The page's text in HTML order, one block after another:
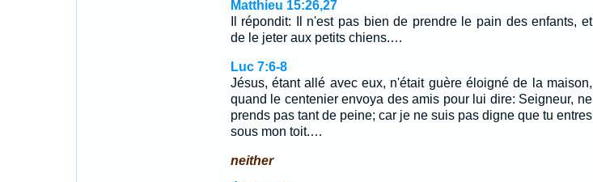
Matthieu 15:26,27
Il répondit: Il n'est pas bien de prendre le pain des enfants, et
de le jeter aux petits chiens.…
Luc 7:6-8
Jésus, étant allé avec eux, n'était guère éloigné de la maison,
quand le centenier envoya des amis pour lui dire: Seigneur, ne
prends pas tant de peine; car je ne suis pas digne que tu entres
sous mon toit.…
neither